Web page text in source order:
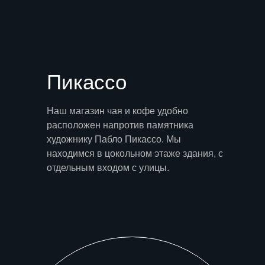
Наш магазин чая и кофе удобно
расположен напротив памятника
художнику Пабло Пикассо. Мы
находимся в цокольном этаже здания, с
отдельным входом с улицы.
Пикассо